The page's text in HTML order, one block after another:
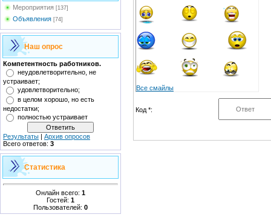
Мероприятия [137]
Объявления [74]
Наш опрос
Компетентность работников.
неудовлетворительно, не
устраивает;
удовлетворительно;
в целом хорошо, но есть
недостатки;
полностью устраивает
Результаты
Архив опросов
Всего ответов: 3
Статистика
Онлайн всего: 1
Гостей: 1
Пользователей: 0
Все смайлы
Код *: